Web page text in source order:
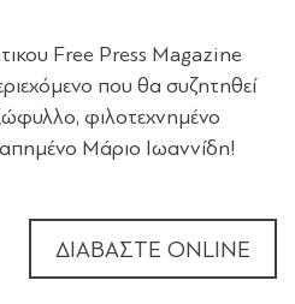
Free Press Magazine
που θα συζητηθεί
φιλοτεχνημένο
Μάριο Ιωαννίδη!
ΔΙΑΒΑΣΤΕ ΟΝLINE